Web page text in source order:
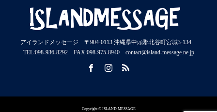
アイランドメッセージ 〒904-0113 沖縄県中頭郡北谷町宮城3-134
TEL:098-936-8292 FAX:098-975-8940 contact@island-message.ne.jp
Copyright © ISLAND MESSAGE